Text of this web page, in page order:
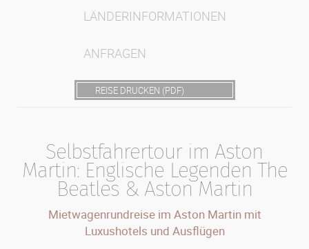
LÄNDERINFORMATIONEN
ANFRAGEN
REISE DRUCKEN (PDF)
Selbstfahrertour im Aston
Martin: Englische Legenden The
Beatles & Aston Martin
Mietwagenrundreise im Aston Martin mit
Luxushotels und Ausflügen